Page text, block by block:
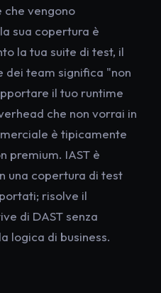
che vengono
sua copertura è
la tua suite di test, il
team significa "non
il tuo runtime
che non vorrai in
è tipicamente
premium. IAST è
una copertura di test
risolve il
di DAST senza
logica di business.